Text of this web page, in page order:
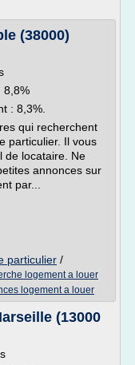
(38000)
8,8%
: 8,3%.
qui recherchent
particulier. Il vous
de locataire. Ne
annonces sur
par...
particulier /
logement a louer
logement a louer
(13000